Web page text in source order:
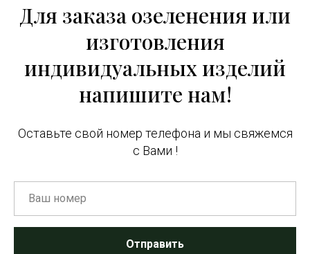
Для заказа озеленения или
изготовления
индивидуальных изделий
напишите нам!
Оставьте свой номер телефона и мы свяжемся
с Вами !
Отправить